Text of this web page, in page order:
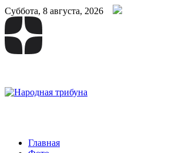
Суббота, 8 августа, 2026
Народная трибуна
Калининская районная газета
Главная